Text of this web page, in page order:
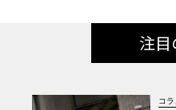
注
コ